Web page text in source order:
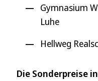
Gymnasium
Luhe
Hellweg
Die Sonderpreise